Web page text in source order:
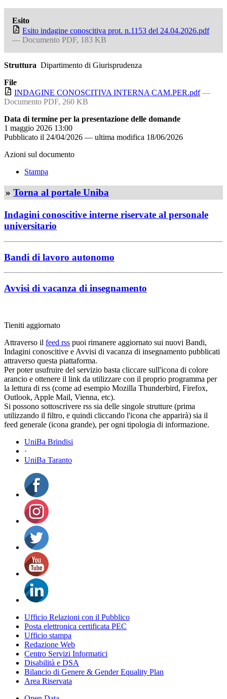
Esito
Esito indagine conoscitiva prot. n.1153 del 24.04.2026.pdf
— Documento PDF, 183 KB
Struttura Dipartimento di Giurisprudenza
File
INDAGINE CONOSCITIVA INTERNA CAM.PER.pdf —
Documento PDF, 260 KB
Data di termine per la presentazione delle domande
1 maggio 2026 13:00
Pubblicato il 24/04/2026 — ultima modifica 18/06/2026
Azioni sul documento
Stampa
» Torna al portale Uniba
Indagini conoscitive interne riservate al personale
universitario
Bandi di lavoro autonomo
Avvisi di vacanza di insegnamento
Tieniti aggiornato
Attraverso il feed rss puoi rimanere aggiornato sui nuovi Bandi,
Indagini conoscitive e Avvisi di vacanza di insegnamento pubblicati
attraverso questa piattaforma.
Per poter usufruire del servizio basta cliccare sull'icona di colore
arancio e ottenere il link da utilizzare con il proprio programma per
la lettura di rss (come ad esempio Mozilla Thunderbird, Firefox,
Outlook, Apple Mail, Vienna, etc).
Si possono sottoscrivere rss sia delle singole strutture (prima
utilizzando il filtro, e quindi cliccando l'icona che apparirà) sia il
feed generale (icona grande), per ogni tipologia di informazione.
UniBa Brindisi
·
UniBa Taranto
Ufficio Relazioni con il Pubblico
Posta elettronica certificata PEC
Ufficio stampa
Redazione Web
Centro Servizi Informatici
Disabilità e DSA
Bilancio di Genere & Gender Equality Plan
Area Riservata